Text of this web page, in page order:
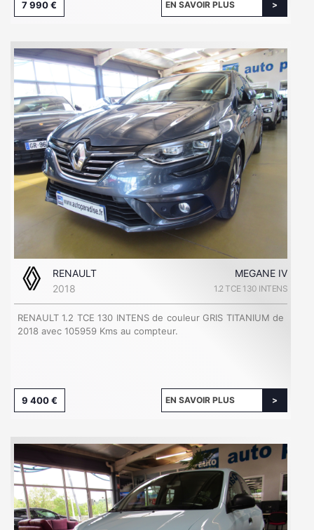
7 990 € EN SAVOIR PLUS
RENAULT
MEGANE IV
2018
1.2 TCE 130 INTENS
RENAULT 1.2 TCE 130 INTENS de couleur GRIS TITANIUM de
2018 avec 105959 Kms au compteur.
9 400 € EN SAVOIR PLUS